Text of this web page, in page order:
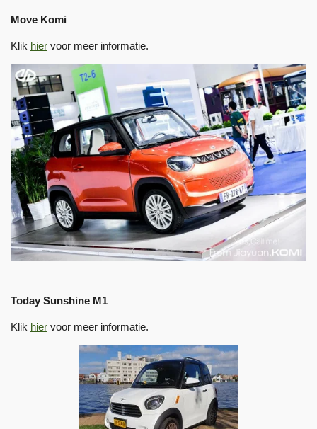
Move Komi
Klik hier voor meer informatie.
Today Sunshine M1
Klik hier voor meer informatie.